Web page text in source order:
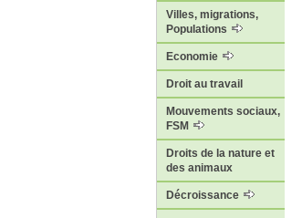
Villes, migrations,
Populations
Economie
Droit au travail
Mouvements sociaux,
FSM
Droits de la nature et
des animaux
Décroissance